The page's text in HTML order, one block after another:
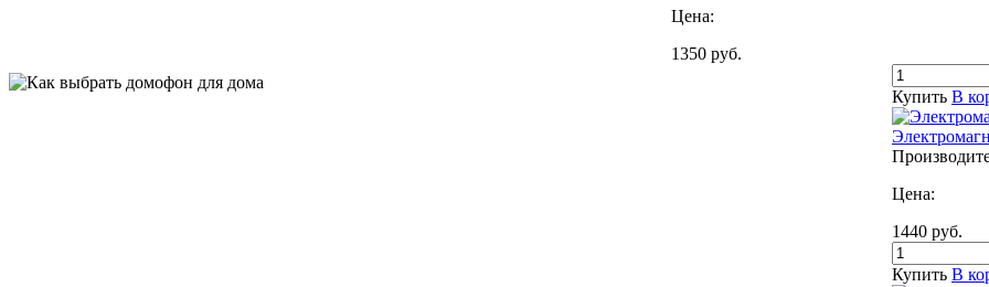
Цена:
1350 руб.
Купить В
Цена:
1440 руб.
Купить В